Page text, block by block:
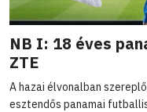
NB I: 18 éves
ZTE
A hazai élvonalban
esztendős panamai